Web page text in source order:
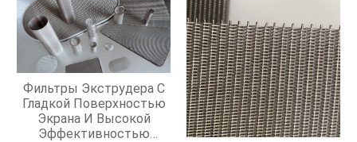
Фильтры Экструдера С
Гладкой Поверхностью
Экрана И Высокой
Эффективностью